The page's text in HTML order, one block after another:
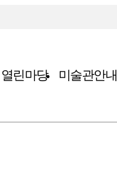
열린마당 미술관안내